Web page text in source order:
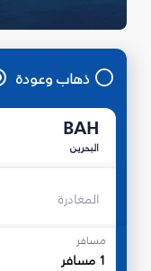
ذهاب وعودة
BAH
البحرين
المغادرة
مسافر
1 مسافر